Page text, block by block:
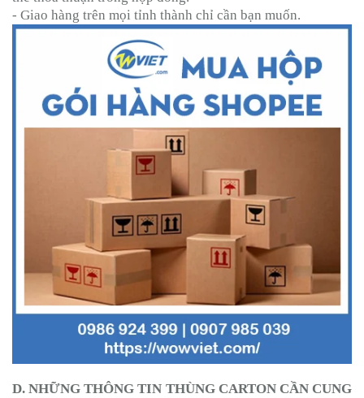
- Giao hàng trên mọi tỉnh thành chỉ cần bạn muốn.
D. NHỮNG THÔNG TIN THÙNG CARTON CẦN CUNG